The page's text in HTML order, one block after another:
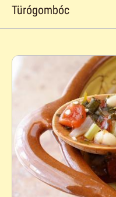
Türógombóc